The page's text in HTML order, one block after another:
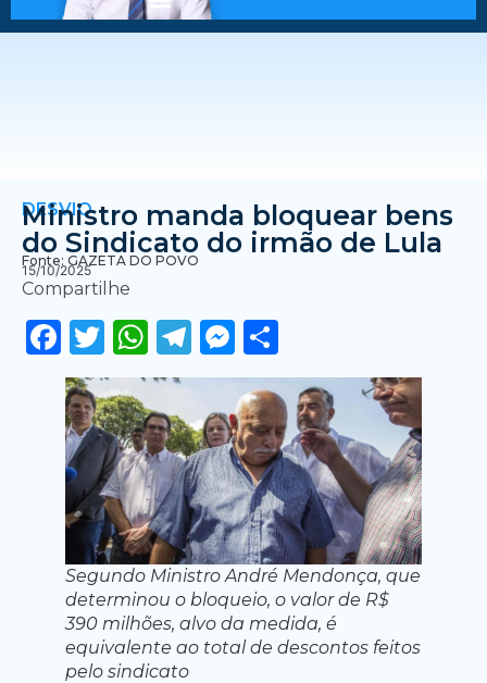
DESVIO
Ministro manda bloquear bens
do Sindicato do irmão de Lula
Fonte: GAZETA DO POVO
15/10/2025
Compartilhe
Facebook
Twitter
WhatsApp
Telegram
Messenger
Segundo Ministro André Mendonça, que
determinou o bloqueio, o valor de R$
390 milhões, alvo da medida, é
equivalente ao total de descontos feitos
pelo sindicato